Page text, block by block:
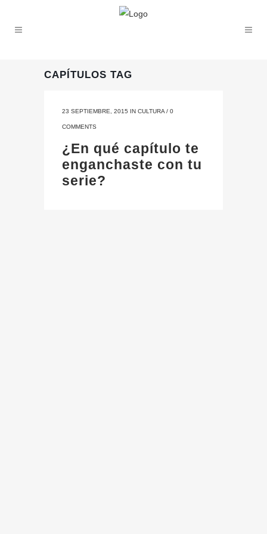
CAPÍTULOS TAG
23 SEPTIEMBRE, 2015 IN CULTURA / 0
COMMENTS
¿En qué capítulo te
enganchaste con tu
serie?